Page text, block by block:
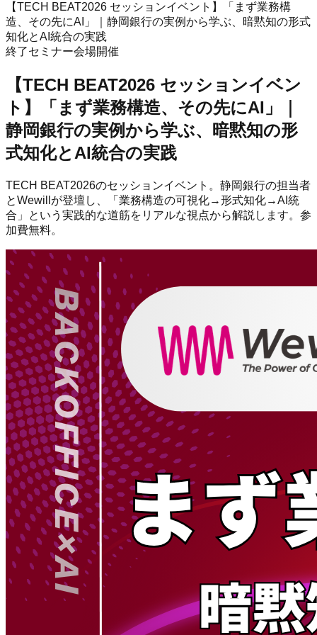
【TECH BEAT2026 セッションイベント】「まず業務構
造、その先にAI」｜静岡銀行の実例から学ぶ、暗黙知の形式
知化とAI統合の実践
終了セミナー会場開催
【TECH BEAT2026 セッションイベン
ト】「まず業務構造、その先にAI」｜
静岡銀行の実例から学ぶ、暗黙知の形
式知化とAI統合の実践
TECH BEAT2026のセッションイベント。静岡銀行の担当者
とWewillが登壇し、「業務構造の可視化→形式知化→AI統
合」という実践的な道筋をリアルな視点から解説します。参
加費無料。